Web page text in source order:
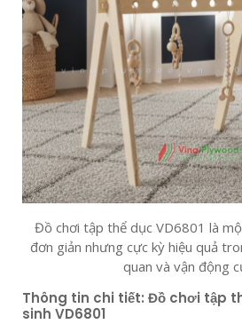
Đồ chơi tập thể dục VD6801 là
đơn giản nhưng cực kỳ hiệu quả
quan và vận động
Thông tin chi tiết: Đồ chơi tập
sinh VD6801